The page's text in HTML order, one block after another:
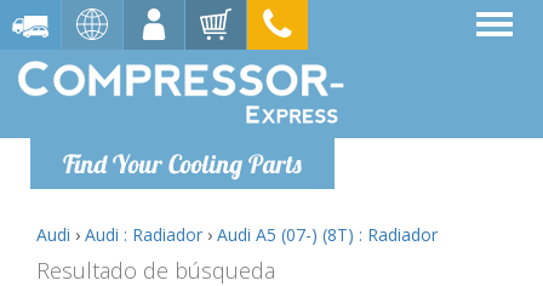
Find Your Cooling Parts
Audi › Audi : Radiador › Audi A5 (07-) (8T) : Radiador
Resultado de búsqueda